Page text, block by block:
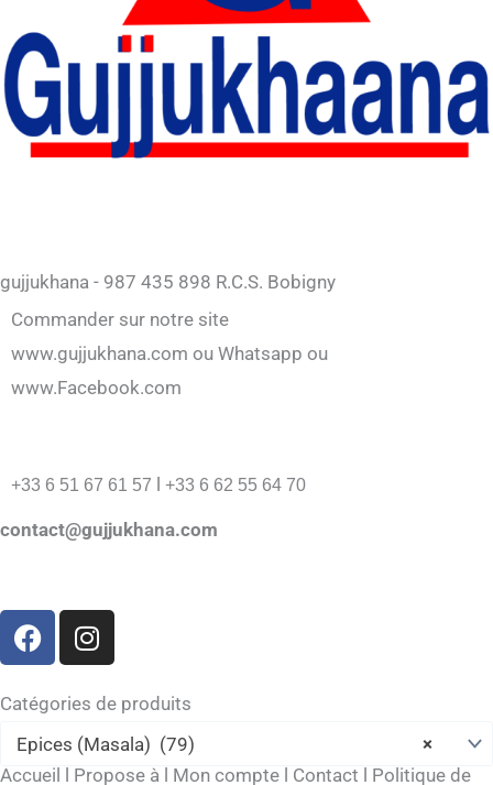
gujjukhana - 987 435 898 R.C.S. Bobigny
Commander sur notre site
www.gujjukhana.com ou Whatsapp ou
www.Facebook.com
+33 6 51 67 61 57 l +33 6 62 55 64 70
contact@gujjukhana.com
F
a
e
b
o
I
n
t
a
g
Catégories de produits
×
Epices (Masala) (79)
Accueil
Propose à Mon compte Contact Politique de